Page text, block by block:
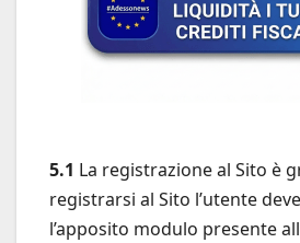
5.1 La registrazione al Sito è
registrarsi al Sito l’utente
l’apposito modulo presente